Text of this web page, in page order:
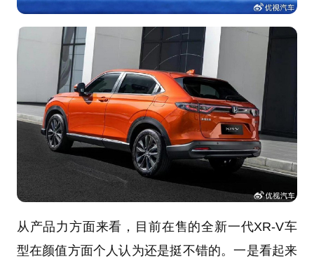
从产品力方面来看，目前在售的全新一代XR-V车
型在颜值方面个人认为还是挺不错的。一是看起来